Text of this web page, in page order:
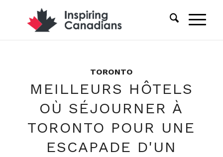
TORONTO
MEILLEURS HÔTELS
OÙ SÉJOURNER À
TORONTO POUR UNE
ESCAPADE D'UN